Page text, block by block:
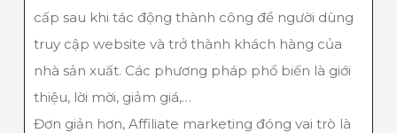
cấp sau khi tác động thành công để người dùng
truy cập website và trở thành khách hàng của
nhà sản xuất. Các phương pháp phổ biến là giới
thiệu, lời mời, giảm giá,…
Đơn giản hơn, Affiliate marketing đóng vai trò là